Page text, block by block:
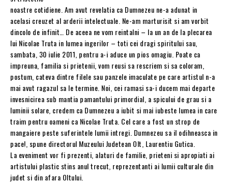
noastre cotidiene. Am avut revelatia ca Dumnezeu ne-a adunat in
acelasi creuzet al arderii intelectuale. Ne-am marturisit si am vorbit
dincolo de infinit… De aceea ne vom reintalni – la un an de la plecarea
lui Nicolae Truta in lumea ingerilor – toti cei dragi spiritului sau,
sambata, 30 iulie 2011, pentru a-i aduce un pios omagiu. Poate ca
impreuna, familia si prietenii, vom reusi sa rescriem si sa coloram,
postum, cateva dintre filele sau panzele imaculate pe care artistul n-a
mai avut ragazul sa le termine. Noi, cei ramasi sa-i ducem mai departe
invesnicirea sub mantia pamantului primordial, a spicului de grau si a
luminii solare, credem ca Dumnezeu a iubit si mai iubeste lumea in care
traim pentru oameni ca Nicolae Truta. Cel care a fost un strop de
mangaiere peste suferintele lumii intregi. Dumnezeu sa il odihneasca in
pace!, spune directorul Muzeului Judetean Olt, Laurentiu Gutica.
La eveniment vor fi prezenti, alaturi de familie, prieteni si apropiati ai
artistului plastic stins anul trecut, reprezentanti ai lumii culturale din
judet si din afara Oltului.